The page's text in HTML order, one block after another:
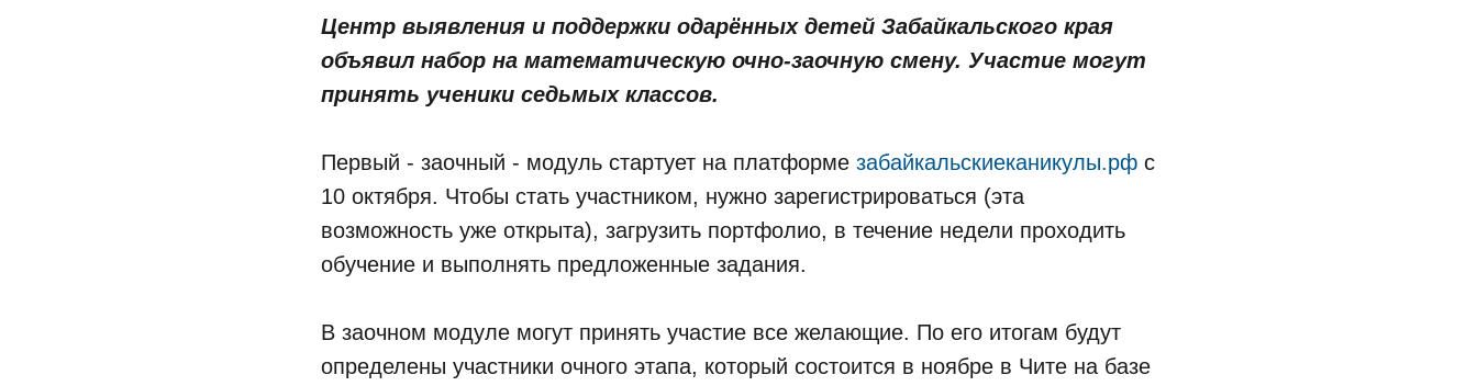
Центр выявления и поддержки одарённых детей Забайкальского края
объявил набор на математическую очно-заочную смену. Участие могут
принять ученики седьмых классов.
Первый - заочный - модуль стартует на платформе забайкальскиеканикулы.рф с
10 октября. Чтобы стать участником, нужно зарегистрироваться (эта
возможность уже открыта), загрузить портфолио, в течение недели проходить
обучение и выполнять предложенные задания.
В заочном модуле могут принять участие все желающие. По его итогам будут
определены участники очного этапа, который состоится в ноябре в Чите на базе